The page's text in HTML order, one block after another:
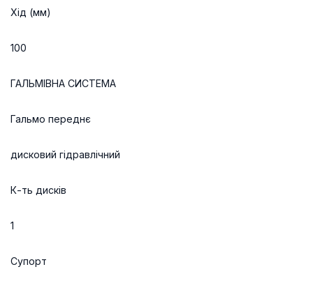
Хід (мм)
100
ГАЛЬМІВНА СИСТЕМА
Гальмо переднє
дисковий гідравлічний
К-ть дисків
1
Супорт